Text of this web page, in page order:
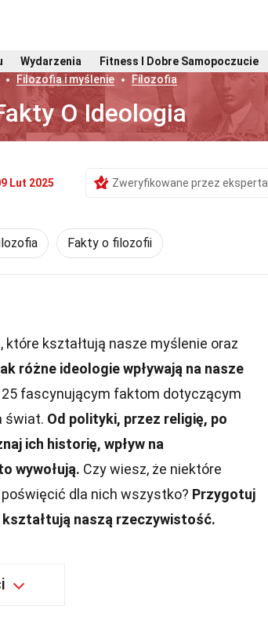
Wydarzenia Fitness I Dobre Samopoczucie
Filozofia i myślenie Filozofia
O Ideologia
Lut 2025 Zweryfikowane przez eksperta
Fakty o filozofii
kształtują nasze myślenie oraz
różne ideologie wpływają na nasze
fascynującym faktom dotyczącym
świat. Od polityki, przez religię, po
ich historię, wpływ na
wywołują. Czy wiesz, że niektóre
dla nich wszystko? Przygotuj
naszą rzeczywistość.